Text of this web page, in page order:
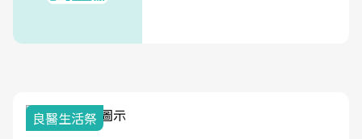
良醫生活祭